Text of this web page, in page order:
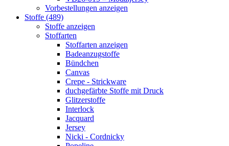
Vorbestellungen anzeigen
Stoffe (489)
Stoffe anzeigen
Stoffarten
Stoffarten anzeigen
Badeanzugstoffe
Bündchen
Canvas
Crepe - Strickware
duchgefärbte Stoffe mit Druck
Glitzerstoffe
Interlock
Jacquard
Jersey
Nicki - Cordnicky